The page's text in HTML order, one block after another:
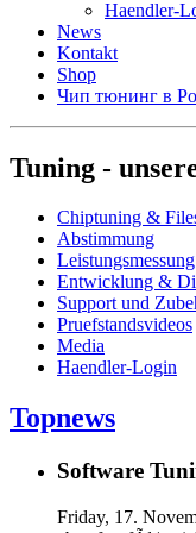
Haendler-
News
Kontakt
Shop
Чип тюнинг в
Tuning -
Chiptuning &
Abstimmung
Leistungsmessung
Entwicklung &
Support und
Pruefstandsvideos
Media
Haendler-Login
Topnews
Software
Friday, 17.